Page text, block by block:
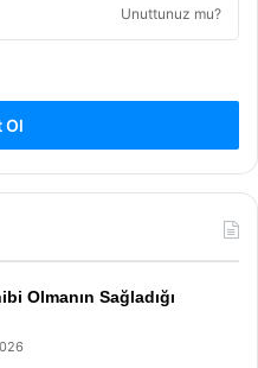
Unuttunuz mu?
Ol
Olmanın Sağladığı